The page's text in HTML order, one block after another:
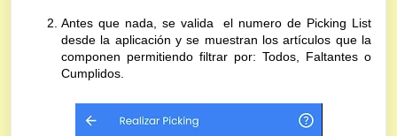
Antes que nada, se valida el numero de Picking List
desde la aplicación y se muestran los artículos que la
componen permitiendo filtrar por: Todos, Faltantes o
Cumplidos.